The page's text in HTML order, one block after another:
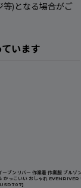
)となる場合がご
います
ーブンリバー 作業着 作業服 ブルゾ
かっこいい おしゃれ
USD707]